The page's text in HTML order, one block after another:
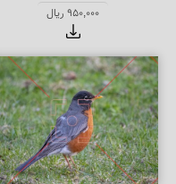
یا صورتی برکش چنین یا توبه کن
صورتگری
950,000 ریال